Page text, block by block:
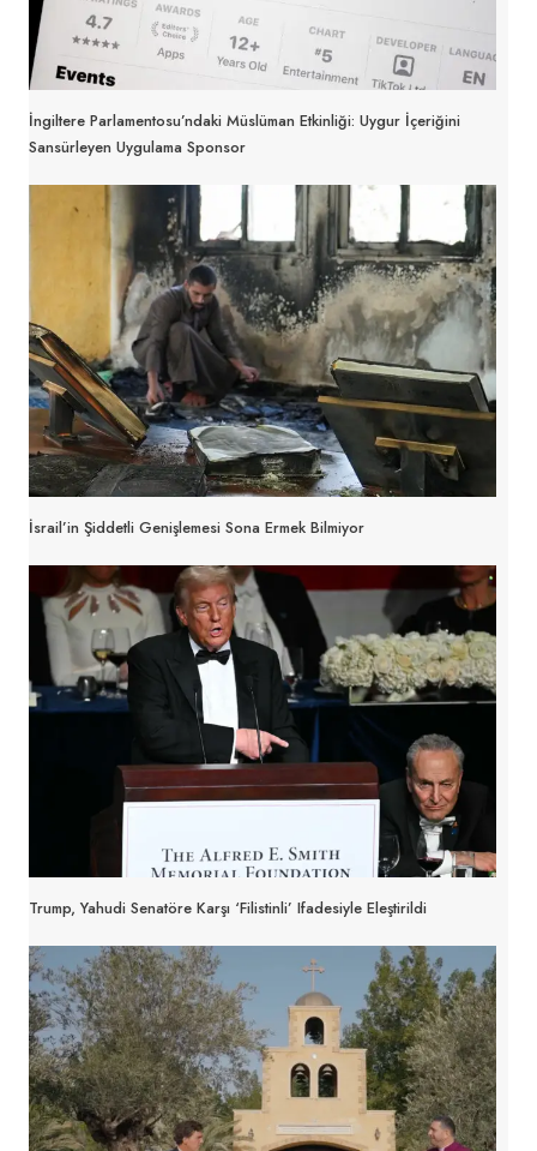
İngiltere Parlamentosu’ndaki Müslüman Etkinliği: Uygur İçeriğini
Sansürleyen Uygulama Sponsor
İsrail’in Şiddetli Genişlemesi Sona Ermek Bilmiyor
Trump, Yahudi Senatöre Karşı ‘Filistinli’ Ifadesiyle Eleştirildi